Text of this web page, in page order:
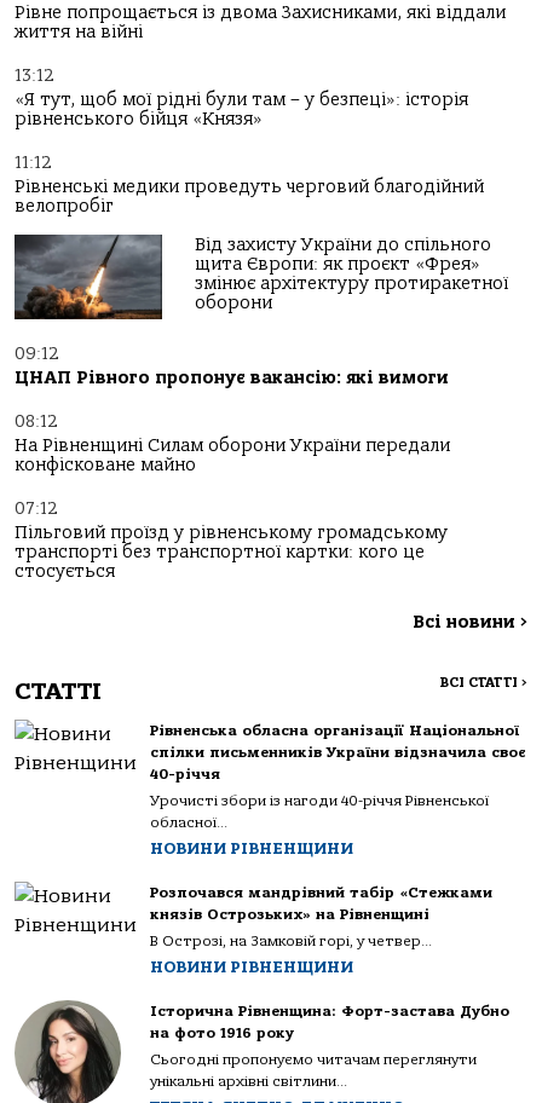
Рівне попрощається із двома Захисниками, які віддали
життя на війні
13:12
«Я тут, щоб мої рідні були там – у безпеці»: історія
рівненського бійця «Князя»
11:12
Рівненські медики проведуть черговий благодійний
велопробіг
Від захисту України до спільного
щита Європи: як проєкт «Фрея»
змінює архітектуру протиракетної
оборони
09:12
ЦНАП Рівного пропонує вакансію: які вимоги
08:12
На Рівненщині Силам оборони України передали
конфісковане майно
07:12
Пільговий проїзд у рівненському громадському
транспорті без транспортної картки: кого це
стосується
Всі новини >
СТАТТІ ВСІ СТАТТІ >
Рівненська обласна організації Національної
спілки письменників України відзначила своє
40-річчя
Урочисті збори із нагоди 40-річчя Рівненської
обласної...
НОВИНИ РІВНЕНЩИНИ
Розпочався мандрівний табір «Стежками
князів Острозьких» на Рівненщині
В Острозі, на Замковій горі, у четвер...
НОВИНИ РІВНЕНЩИНИ
Історична Рівненщина: Форт-застава Дубно
на фото 1916 року
Сьогодні пропонуємо читачам переглянути
унікальні архівні світлини...